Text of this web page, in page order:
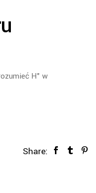
H" w
Share: